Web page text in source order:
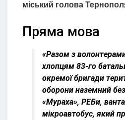
міський голова
Пряма мова
«Разом з
хлопцям 83-го
окремої бригади
оборони наземний
«Мураха», РЕБи,
мікроавтобус, який